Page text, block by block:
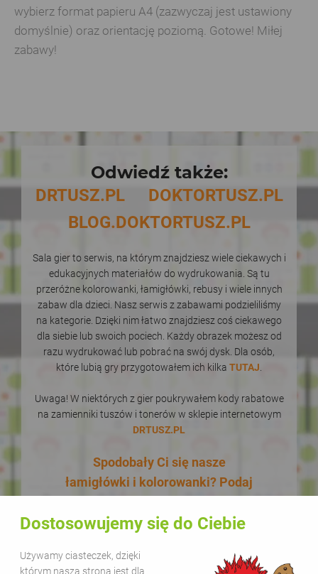
Dostosowujemy się do Ciebie
Używamy ciasteczek, dzięki
którym nasza strona jest dla
wybierz format papieru A4 (zazwyczaj jest ustawiony
domyślnie) oraz orientację poziomą. Gotowe! Miłej
zabawy!
Odwiedź także:
DRTUSZ.PL
DOKTORTUSZ.PL
BLOG.DOKTORTUSZ.PL
Sala gier to serwis, na którym znajdziesz wiele ciekawych i
edukacyjnych materiałów do wydrukowania. Są tu
przeróżne kolorowanki, łamigłówki, rebusy i wiele innych
zabaw dla dzieci. Nasz serwis z zabawami podzieliliśmy
na kategorie. Dzięki nim łatwo znajdziesz coś ciekawego
dla siebie lub swoich pociech. Każdy obrazek możesz od
razu wydrukować lub pobrać na swój dysk. Dla osób,
które lubią gry przygotowałem ich kilka TUTAJ
Uwaga! W niektórych z gier poukrywałem kody rabatowe
na zamienniki tuszów i tonerów w sklepie internetowym
DRTUSZ.PL
Spodobały Ci się nasze
łamigłówki i kolorowanki? Podaj
darmo! Udostępnianie naszych
edukacyjnych jest bezpłatne.